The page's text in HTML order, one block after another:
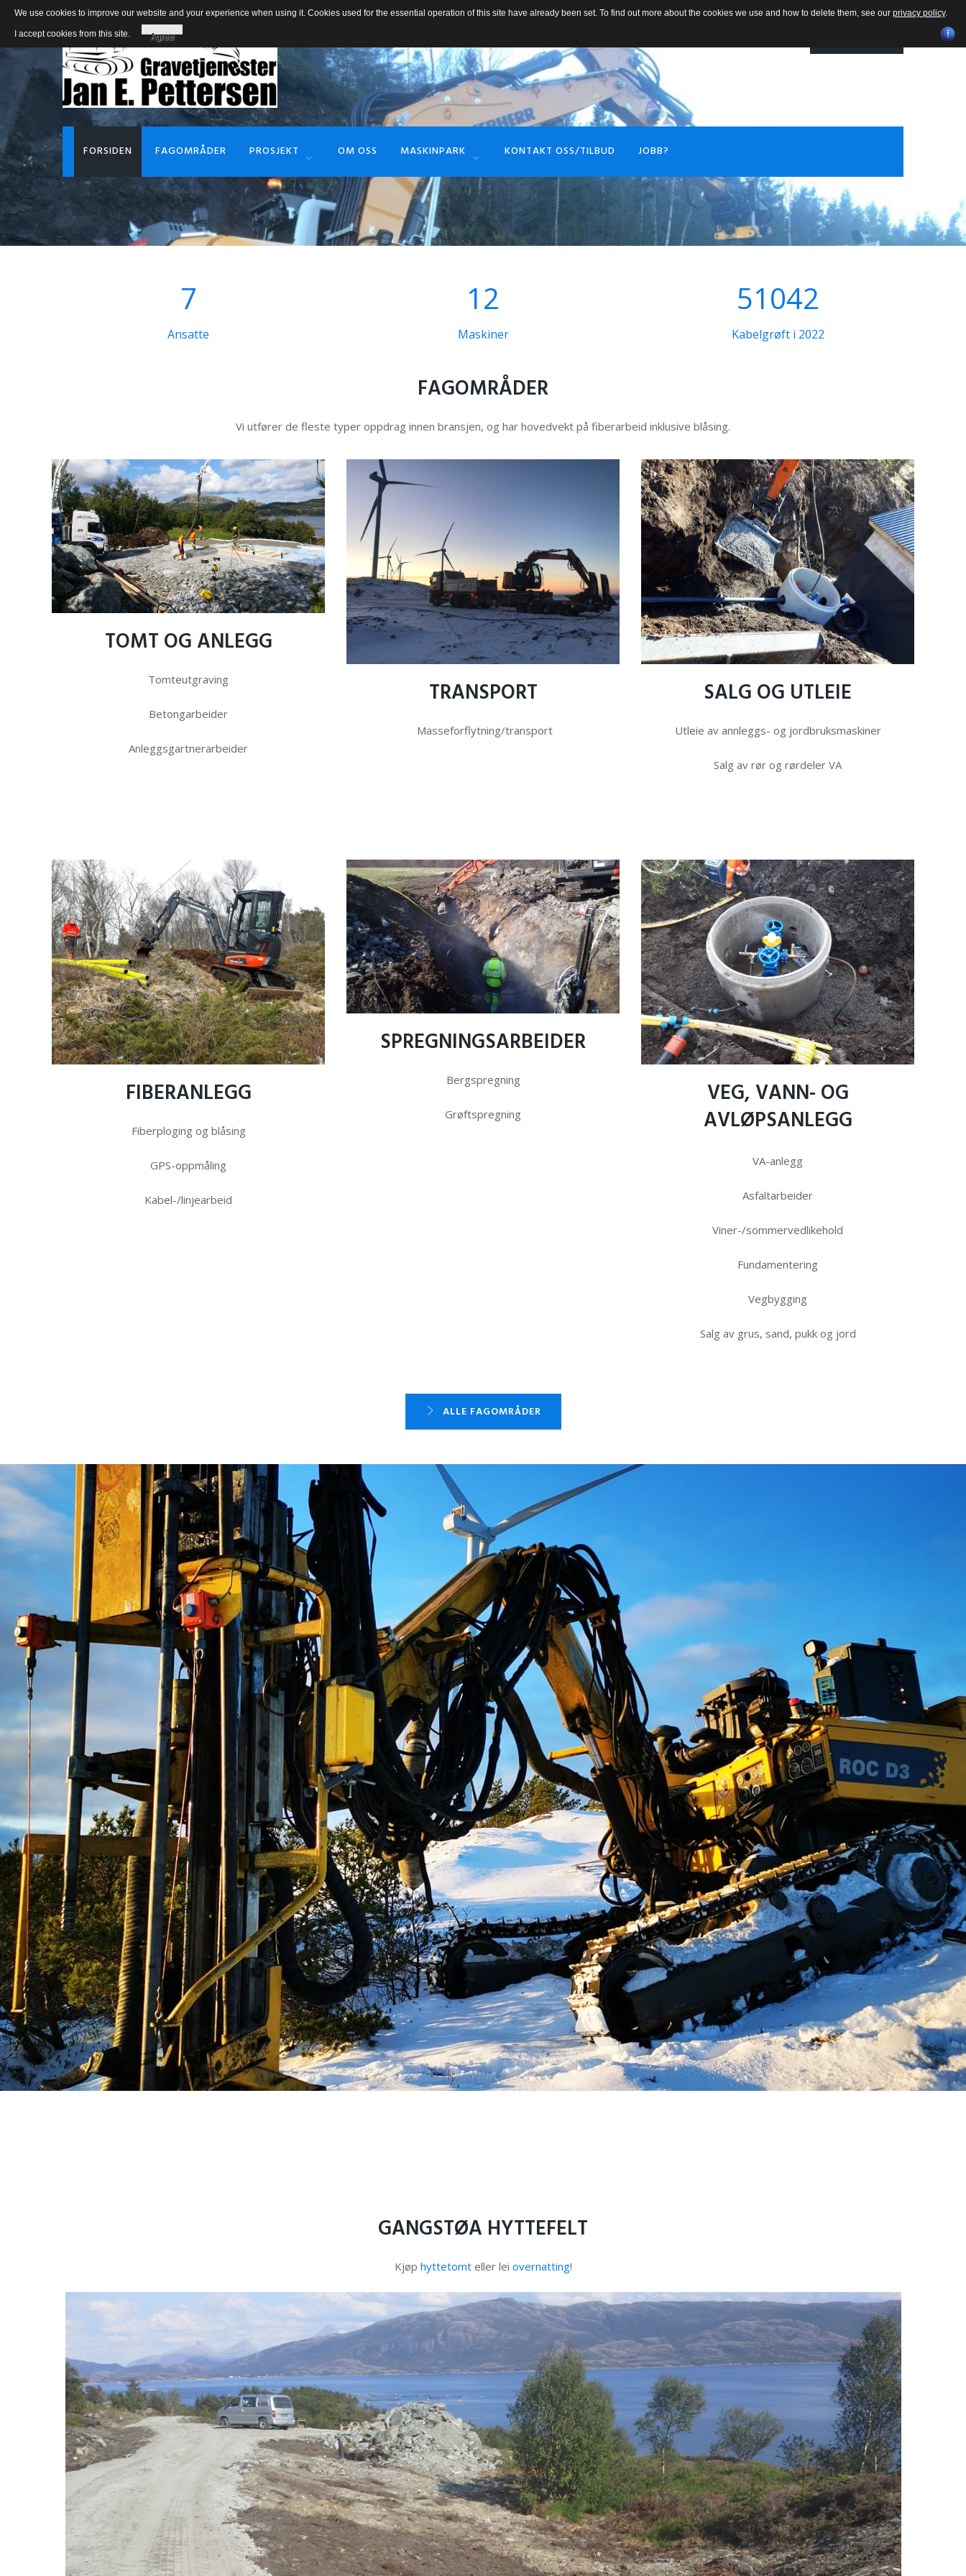
FORSIDEN FAGOMRÅDER PROSJEKT OM OSS MASKINPARK KONTAKT OSS/TILBUD JOBB?
DU ER HER: HJEM
9
Ansatte
15
Maskiner
62500
Kabelgrøft i 2022
FAGOMRÅDER
Vi utfører de fleste typer oppdrag innen bransjen, og har hovedvekt på fiberarbeid inklusive blåsing.
TOMT OG ANLEGG
Tomteutgraving
Betongarbeider
Anleggsgartnerarbeider
TRANSPORT
Masseforflytning/transport
SALG OG UTLEIE
Utleie av annleggs- og jordbruksmaskiner
Salg av rør og rørdeler VA
FIBERANLEGG
Fiberploging og blåsing
GPS-oppmåling
Kabel-/linjearbeid
SPREGNINGSARBEIDER
Bergspregning
Grøftspregning
VEG,VANN- OG
AVLØPSANLEGG
VA-anlegg
Asfaltarbeider
Viner-/sommervedlikehold
Fundamentering
Vegbygging
Salg av grus, sand, pukk og jord
ALLE FAGOMRÅDER
GANGSTØA HYTTEFELT
Kjøp hyttetomt eller lei overnatting!
We use cookies to improve our website and your experience when using it. Cookies used for the essential operation of this site have already been set. To find out more about the cookies we use and how to delete them, see our privacy policy.
I accept cookies from this site. Agree